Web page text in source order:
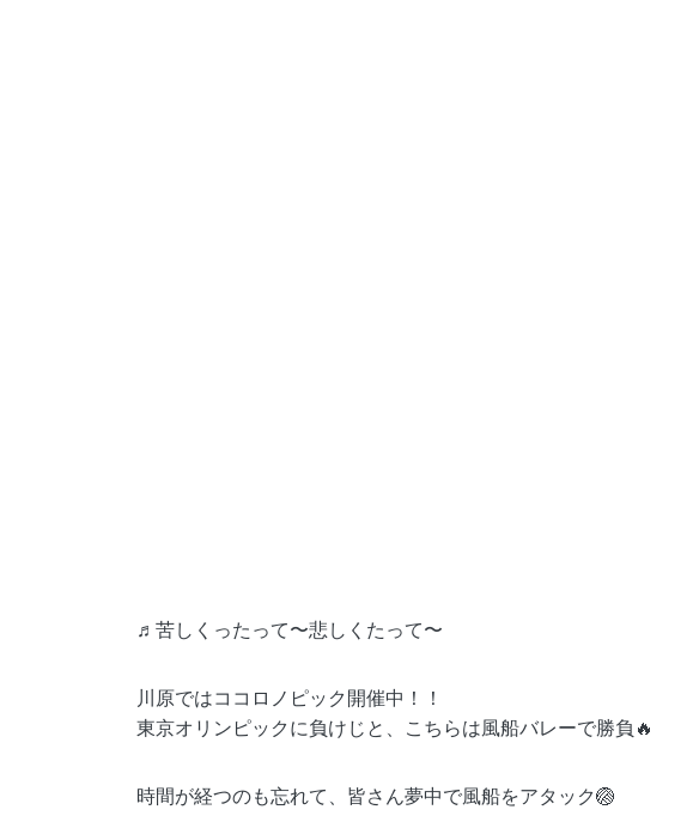
♬︎苦しくったって〜悲しくたって〜
川原ではココロノピック開催中！！
東京オリンピックに負けじと、こちらは風船バレーで勝負🔥
時間が経つのも忘れて、皆さん夢中で風船をアタック🏐